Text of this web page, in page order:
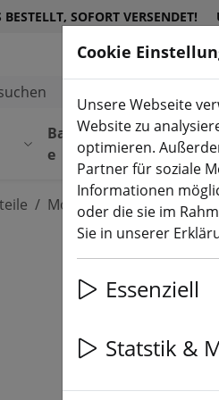
SOFORT VERSENDET!
Bauteil
e
Equipmen
t
Motoren
Cookie
Unsere Webseite
Website zu
optimieren.
Partner für soziale
Informationen
oder die sie im
Sie in unserer
Essenziell
Statstik &